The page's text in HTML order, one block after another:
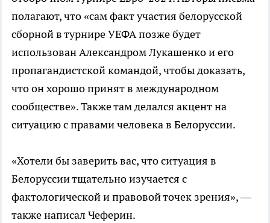
полагают, что «сам факт участия белорусской
сборной в турнире УЕФА позже будет
использован Александром Лукашенко и его
пропагандистской командой, чтобы доказать,
что он хорошо принят в международном
сообществе». Также там делался акцент на
ситуацию с правами человека в Белоруссии.
«Хотели бы заверить вас, что ситуация в
Белоруссии тщательно изучается с
фактологической и правовой точек зрения», —
также написал Чеферин.